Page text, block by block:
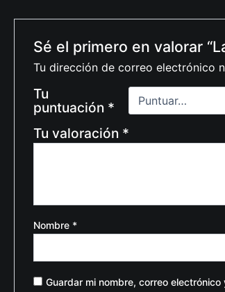
Sé el primero en valorar
Tu dirección de correo electrónico
Tu
puntuación *
Tu valoración *
Nombre *
Guardar mi nombre, correo